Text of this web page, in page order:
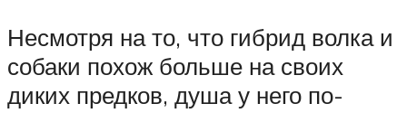
Несмотря на то, что гибрид волка и
собаки похож больше на своих
диких предков, душа у него по-